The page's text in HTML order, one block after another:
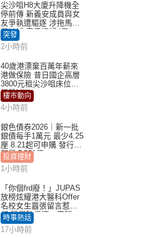
尖沙咀H8大廈升降機全
停前傳 新義安成員與女
友爭執遭驅逐 涉拖馬刑
毀被捕 警另通緝4男
突發
2小時前
40歲港漂棄百萬年薪來
港做保險 昔日國企高層
3800元租尖沙咀床位｜
租盤Million
樓市動向
4小時前
銀色債券2026｜新一批
銀債每手1萬元 最少4.25
厘 8.21起可申購 發行金
額最多550億
投資理財
1小時前
「你個frd廢！」JUPAS
放榜炫耀港大醫科Offer
名校女生囂張留言惹眾
怒 醫學院澄清：宣稱
「40.5分獲錄取」不符事
實｜Juicy叮
時事熱話
17小時前